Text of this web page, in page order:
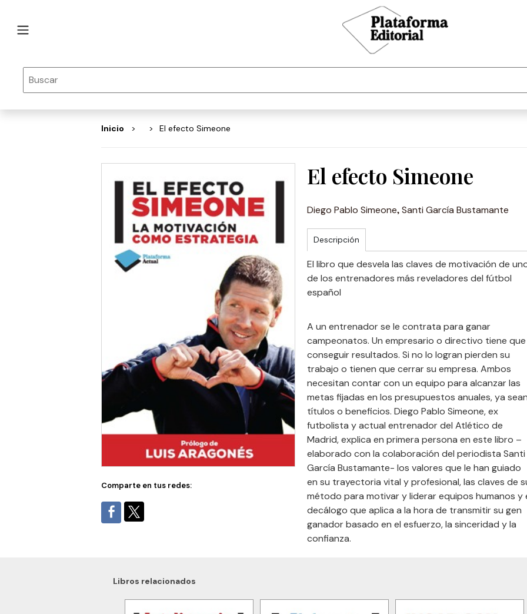
Inicio El efecto Simeone
Comparte en tus redes:
El efecto Simeone
Diego Pablo Simeone,Santi García Bustamante
Descripción
El libro que desvela las claves de motivación de
de los entrenadores más reveladores del fútbol
español
A un entrenador se le contrata para ganar
campeonatos. Un empresario o directivo tiene que
conseguir resultados. Si no lo logran pierden su
trabajo o tienen que cerrar su empresa. Ambos
necesitan contar con un equipo para alcanzar las
metas fijadas en los presupuestos anuales, ya
títulos o beneficios. Diego Pablo Simeone, ex
futbolista y actual entrenador del Atlético de
Madrid, explica en primera persona en este libro –
elaborado con la colaboración del periodista Santi
García Bustamante- los valores que le han guiado
en su trayectoria vital y profesional, las claves de
método para motivar y liderar equipos humanos y
decálogo que aplica a la hora de transmitir su gen
ganador basado en el esfuerzo, la sinceridad y la
confianza.
Libros relacionados